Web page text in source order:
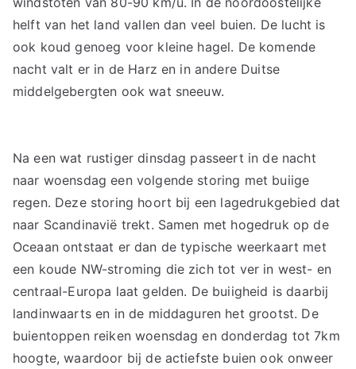
helft van het land vallen dan veel buien. De lucht is
ook koud genoeg voor kleine hagel. De komende
nacht valt er in de Harz en in andere Duitse
middelgebergten ook wat sneeuw.
Na een wat rustiger dinsdag passeert in de nacht
naar woensdag een volgende storing met buiige
regen. Deze storing hoort bij een lagedrukgebied dat
naar Scandinavië trekt. Samen met hogedruk op de
Oceaan ontstaat er dan de typische weerkaart met
een koude NW-stroming die zich tot ver in west- en
centraal-Europa laat gelden. De buiigheid is daarbij
landinwaarts en in de middaguren het grootst. De
buientoppen reiken woensdag en donderdag tot 7km
hoogte, waardoor bij de actiefste buien ook onweer